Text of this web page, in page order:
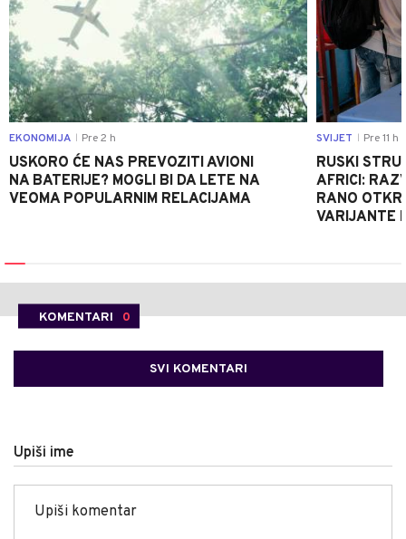
EKONOMIJA Pre 2 h
USKORO ĆE NAS PREVOZITI AVIONI
NA BATERIJE? MOGLI BI DA LETE NA
VEOMA POPULARNIM RELACIJAMA
SVIJET Pre 11 h
RUSKI
AFRICI:
RANO
VARIJANTE
KOMENTARI 0
SVI KOMENTARI
Upiši ime